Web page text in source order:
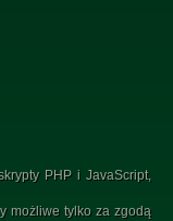
PHP i JavaScript,
możliwe tylko za zgodą